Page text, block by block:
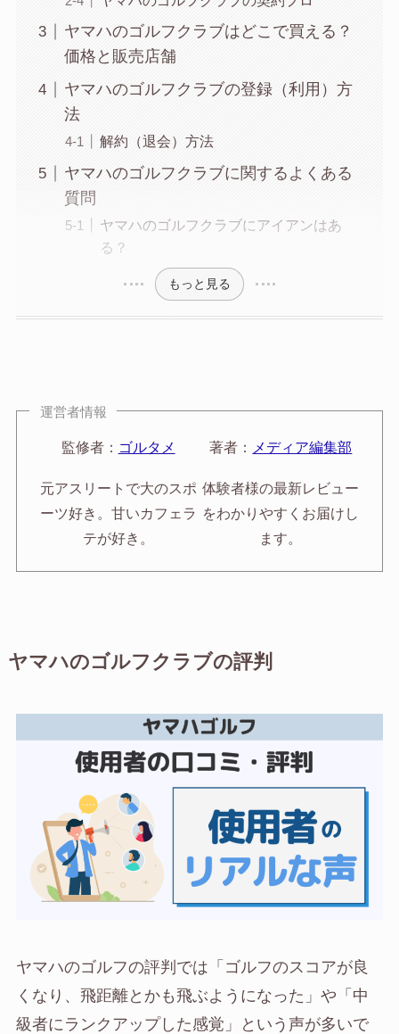
ヤマハのゴルフクラブはどこで買える？
価格と販売店舗
ヤマハのゴルフクラブの登録（利用）方
法
解約（退会）方法
ヤマハのゴルフクラブに関するよくある
質問
ヤマハのゴルフクラブにアイアンはあ
る？
もっと見る
運営者情報
監修者： ゴルタメ
元アスリートで大のスポ
ーツ好き。甘いカフェラ
テが好き。
著者： メディア編集部
体験者様の最新レビュー
をわかりやすくお届けし
ます。
ヤマハのゴルフクラブの評判
ヤマハのゴルフの評判では「ゴルフのスコアが良
くなり、飛距離とかも飛ぶようになった」や「中
級者にランクアップした感覚」という声が多いで